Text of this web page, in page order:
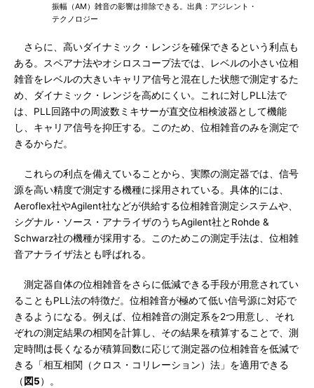
振幅（AM）雑音の影響は排除できる。出典：アジレント・
テクノロジー
さらに、高いダイナミック・レンジを確保できるという利点も
ある。スペアナ法やオシロスコープ法では、レベルの小さい位相
雑音をレベルの大きいキャリア信号と混在した状態で測定するた
め、ダイナミック・レンジを高めにくい。これに対しPLL法で
は、PLL回路中の周波数ミキサーが直交位相検波器として機能
し、キャリア信号を抑圧する。このため、位相雑音のみを測定で
きるからだ。
これらの利点を備えていることから、実際の測定器では、信号
源を高い精度で測定する機種に採用されている。具体的には、
Aeroflex社やAgilent社などが供給する位相雑音測定システムや、
シグナル・ソース・アナライザのうちAgilent社とRohde &
Schwarz社の機種が採用する。このためこの測定手法は、位相雑
音アナライザ法とも呼ばれる。
測定器自体の位相雑音をさらに低減できる手段が用意されてい
ることもPLL法の特徴だ。位相雑音が極めて低い信号源に対応で
きるようになる。例えば、位相雑音の測定系を2つ用意し、それ
ぞれの測定結果の相関を計算し、その結果を積算することで、測
定時間は長くなるが積算回数に応じて測定器の位相雑音を低減で
きる「相互相関（クロス・コリレーション）法」を適用できる
（ 図5）。